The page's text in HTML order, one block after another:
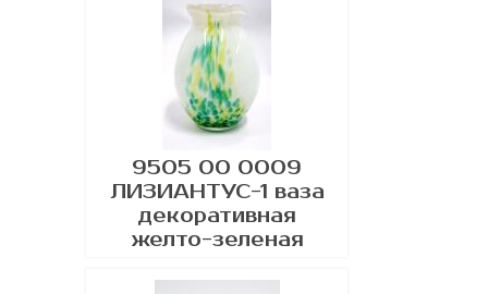
9505 00 0009
ЛИЗИАНТУС-1 ваза
декоративная
желто-зеленая